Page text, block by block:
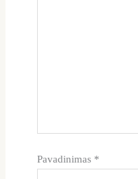
Pavadinimas *